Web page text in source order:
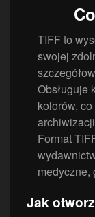
TIFF to
swojej
Obsługuje
kolorów,
Format
medyczne,
Jak